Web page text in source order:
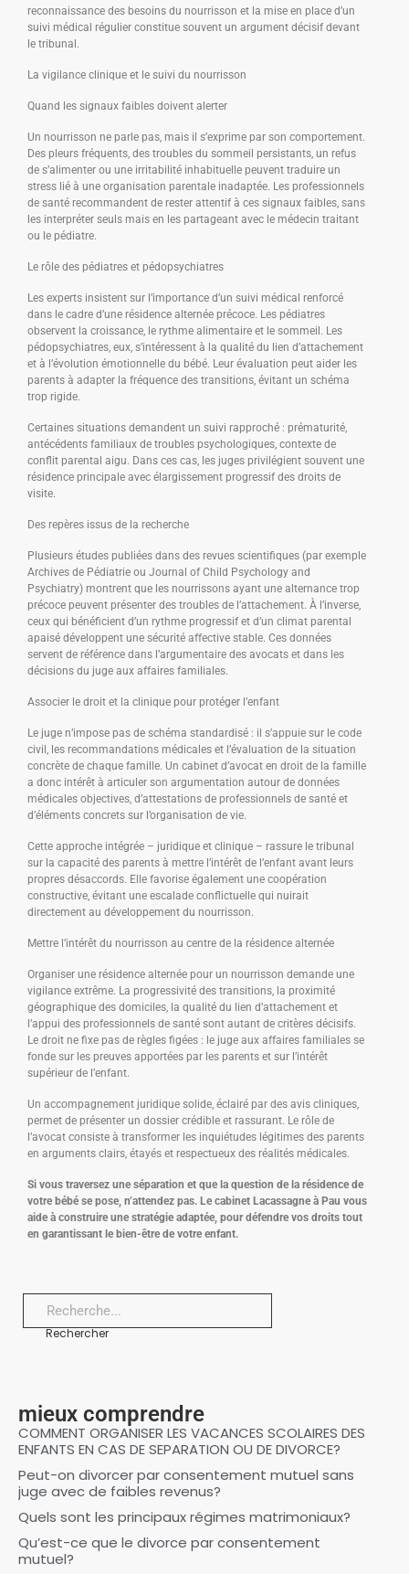
reconnaissance des besoins du nourrisson et la mise en place d’un
suivi médical régulier constitue souvent un argument décisif devant
le tribunal.
La vigilance clinique et le suivi du nourrisson
Quand les signaux faibles doivent alerter
Un nourrisson ne parle pas, mais il s’exprime par son comportement.
Des pleurs fréquents, des troubles du sommeil persistants, un refus
de s’alimenter ou une irritabilité inhabituelle peuvent traduire un
stress lié à une organisation parentale inadaptée. Les professionnels
de santé recommandent de rester attentif à ces signaux faibles, sans
les interpréter seuls mais en les partageant avec le médecin traitant
ou le pédiatre.
Le rôle des pédiatres et pédopsychiatres
Les experts insistent sur l’importance d’un suivi médical renforcé
dans le cadre d’une résidence alternée précoce. Les pédiatres
observent la croissance, le rythme alimentaire et le sommeil. Les
pédopsychiatres, eux, s’intéressent à la qualité du lien d’attachement
et à l’évolution émotionnelle du bébé. Leur évaluation peut aider les
parents à adapter la fréquence des transitions, évitant un schéma
trop rigide.
Certaines situations demandent un suivi rapproché : prématurité,
antécédents familiaux de troubles psychologiques, contexte de
conflit parental aigu. Dans ces cas, les juges privilégient souvent une
résidence principale avec élargissement progressif des droits de
visite.
Des repères issus de la recherche
Plusieurs études publiées dans des revues scientifiques (par exemple
Archives de Pédiatrie ou Journal of Child Psychology and
Psychiatry) montrent que les nourrissons ayant une alternance trop
précoce peuvent présenter des troubles de l’attachement. À l’inverse,
ceux qui bénéficient d’un rythme progressif et d’un climat parental
apaisé développent une sécurité affective stable. Ces données
servent de référence dans l’argumentaire des avocats et dans les
décisions du juge aux affaires familiales.
Associer le droit et la clinique pour protéger l’enfant
Le juge n’impose pas de schéma standardisé : il s’appuie sur le code
civil, les recommandations médicales et l’évaluation de la situation
concrète de chaque famille. Un cabinet d’avocat en droit de la famille
a donc intérêt à articuler son argumentation autour de données
médicales objectives, d’attestations de professionnels de santé et
d’éléments concrets sur l’organisation de vie.
Cette approche intégrée – juridique et clinique – rassure le tribunal
sur la capacité des parents à mettre l’intérêt de l’enfant avant leurs
propres désaccords. Elle favorise également une coopération
constructive, évitant une escalade conflictuelle qui nuirait
directement au développement du nourrisson.
Mettre l’intérêt du nourrisson au centre de la résidence alternée
Organiser une résidence alternée pour un nourrisson demande une
vigilance extrême. La progressivité des transitions, la proximité
géographique des domiciles, la qualité du lien d’attachement et
l’appui des professionnels de santé sont autant de critères décisifs.
Le droit ne fixe pas de règles figées : le juge aux affaires familiales se
fonde sur les preuves apportées par les parents et sur l’intérêt
supérieur de l’enfant.
Un accompagnement juridique solide, éclairé par des avis cliniques,
permet de présenter un dossier crédible et rassurant. Le rôle de
l’avocat consiste à transformer les inquiétudes légitimes des parents
en arguments clairs, étayés et respectueux des réalités médicales.
Si vous traversez une séparation et que la question de la résidence de
votre bébé se pose, n’attendez pas. Le cabinet Lacassagne à Pau vous
aide à construire une stratégie adaptée, pour défendre vos droits tout
en garantissant le bien-être de votre enfant.
Rechercher
mieux comprendre
COMMENT ORGANISER LES VACANCES SCOLAIRES DES
ENFANTS EN CAS DE SEPARATION OU DE DIVORCE?
Peut-on divorcer par consentement mutuel sans
juge avec de faibles revenus?
Quels sont les principaux régimes matrimoniaux?
Qu’est-ce que le divorce par consentement
mutuel?